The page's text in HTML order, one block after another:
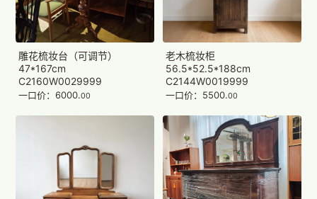
雕花梳妆台（可调节）
47*167cm
C2160W0029999
一口价：6000.00
老木梳妆柜
56.5*52.5*188cm
C2144W0019999
一口价：5500.00